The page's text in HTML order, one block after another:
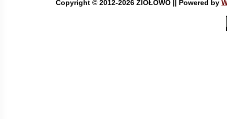
Copyright © 2012-2026 ZIOŁOWO || Powered by